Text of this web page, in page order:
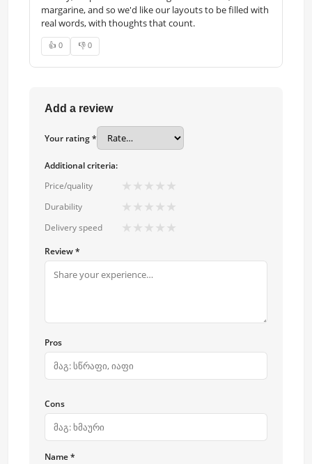
margarine, and so we'd like our layouts to be filled with
real words, with thoughts that count.
👍 0 👎 0
Add a review
Your rating *
Additional criteria:
Price/quality
★ ★ ★ ★ ★
Durability ★ ★ ★ ★ ★
Delivery speed ★ ★ ★ ★ ★
Review *
Pros
Cons
Name *